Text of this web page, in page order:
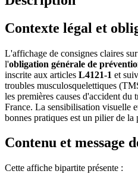
Contexte légal et
L'affichage de consignes claires
l'obligation générale de
inscrite aux articles L4121-1 et
troubles musculosquelettiques
les premières causes d'accident du
France. La sensibilisation visuelle
bonnes pratiques est un pilier de la
Contenu et message
Cette affiche bipartite présente :